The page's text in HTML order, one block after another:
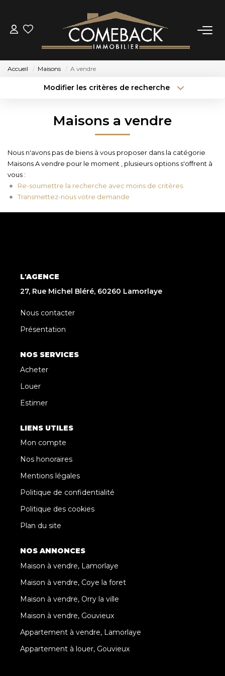
ACHETER
BIENS VENDUS
CONTACT
Accueil Maisons A vendre
Modifier les critères de recherche
Type de bien
Budget max Plus de critères
Maisons a vendre
Nous n'avons pas de biens à vous proposer dans la catégorie
Maisons A vendre pour le moment , plusieurs options s'offrent à
vous :
Re-soumettre la recherche avec moins de critères.
Transmettez-nous votre demande
L'AGENCE
27, Rue Michel Bléré, 60260 Lamorlaye
Nous contacter
Présentation
NOS SERVICES
Acheter
Louer
Estimer
LIENS UTILES
Mon compte
Nos honoraires
Mentions légales
Politique de confidentialité
Politique des cookies
Plan du site
NOS ANNONCES
Maison à vendre, Lamorlaye
Maison à vendre, Coye la foret
Maison à vendre, Orry la ville
Maison à vendre, Gouvieux
Appartement à vendre, Lamorlaye
Appartement à louer, Gouvieux